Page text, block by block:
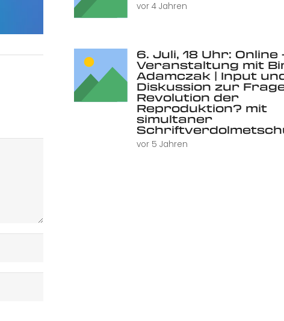
vor 4 Jahren
6. Juli, 18 Uhr: Online
Veranstaltung mit
Adamczak | Input
Diskussion zur
Revolution der
Reproduktion? mit
simultaner
vor 5 Jahren